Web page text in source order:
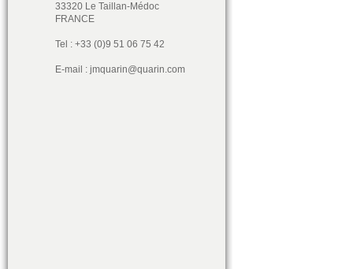
33320 Le Taillan-Médoc
FRANCE
Tel : +33 (0)9 51 06 75 42
E-mail : jmquarin@quarin.com